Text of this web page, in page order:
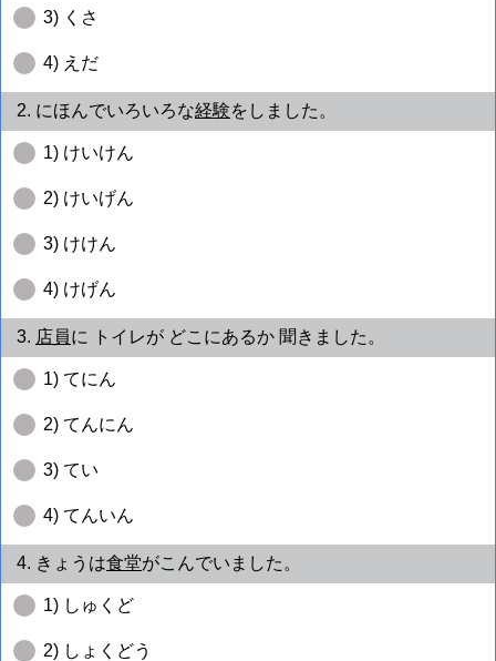
3) くさ
4) えだ
2. にほんでいろいろな経験をしました。
1) けいけん
2) けいげん
3) けけん
4) けげん
3. 店員に トイレが どこにあるか 聞きました。
1) てにん
2) てんにん
3) てい
4) てんいん
4. きょうは食堂がこんでいました。
1) しゅくど
2) しょくどう